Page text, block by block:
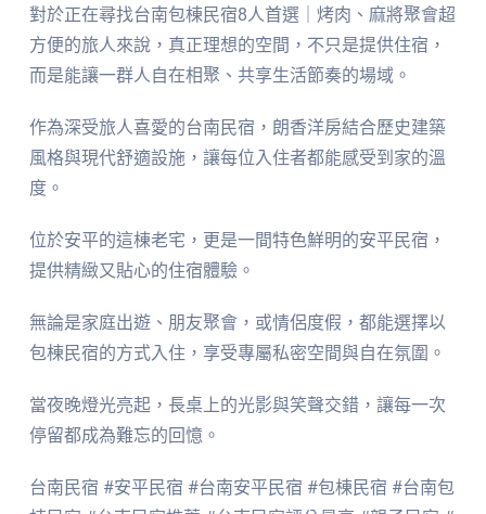
對於正在尋找台南包棟民宿8人首選｜烤肉、麻將聚會超
方便的旅人來說，真正理想的空間，不只是提供住宿，
而是能讓一群人自在相聚、共享生活節奏的場域。
作為深受旅人喜愛的台南民宿，朗香洋房結合歷史建築
風格與現代舒適設施，讓每位入住者都能感受到家的溫
度。
位於安平的這棟老宅，更是一間特色鮮明的安平民宿，
提供精緻又貼心的住宿體驗。
無論是家庭出遊、朋友聚會，或情侶度假，都能選擇以
包棟民宿的方式入住，享受專屬私密空間與自在氛圍。
當夜晚燈光亮起，長桌上的光影與笑聲交錯，讓每一次
停留都成為難忘的回憶。
台南民宿 #安平民宿 #台南安平民宿 #包棟民宿 #台南包